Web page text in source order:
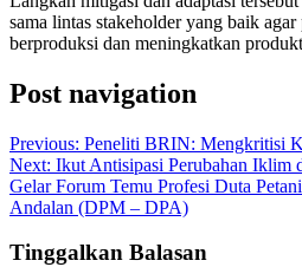
sama lintas stakeholder yang baik agar
berproduksi dan meningkatkan
Post navigation
Previous: Peneliti BRIN: Mengkritisi
Next: Ikut Antisipasi Perubahan Iklim
Gelar Forum Temu Profesi Duta
Andalan (DPM – DPA)
Tinggalkan Balasan